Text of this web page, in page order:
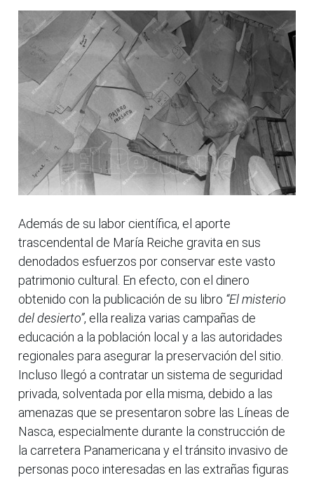
Además de su labor científica, el aporte
trascendental de María Reiche gravita en sus
denodados esfuerzos por conservar este vasto
patrimonio cultural. En efecto, con el dinero
obtenido con la publicación de su libro “El misterio
del desierto”, ella realiza varias campañas de
educación a la población local y a las autoridades
regionales para asegurar la preservación del sitio.
Incluso llegó a contratar un sistema de seguridad
privada, solventada por ella misma, debido a las
amenazas que se presentaron sobre las Líneas de
Nasca, especialmente durante la construcción de
la carretera Panamericana y el tránsito invasivo de
personas poco interesadas en las extrañas figuras